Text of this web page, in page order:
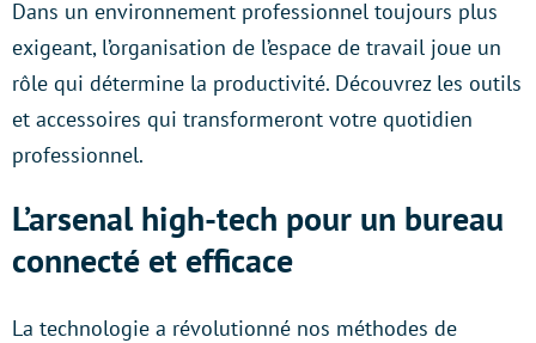
Dans un environnement professionnel toujours plus
exigeant, l’organisation de l’espace de travail joue un
rôle qui détermine la productivité. Découvrez les outils
et accessoires qui transformeront votre quotidien
professionnel.
L’arsenal high-tech pour un bureau
connecté et efficace
La technologie a révolutionné nos méthodes de